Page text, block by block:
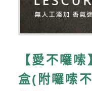
【愛不囉
盒(附囉嗦